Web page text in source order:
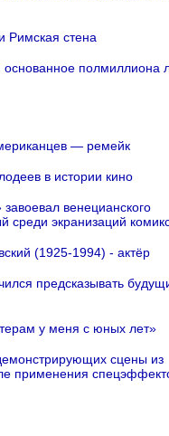
Римская стена
полмиллиона
— ремейк
в истории кино
венецианского
среди экранизаций
(1925-1994) - актёр
предсказывать
у меня с юных лет»
сцены из
применения